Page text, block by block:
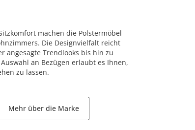
machen die Polstermöbel
Die Designvielfalt reicht
angesagte Trendlooks bis hin zu
an Bezügen erlaubt es Ihnen,
zu lassen.
Mehr über die Marke